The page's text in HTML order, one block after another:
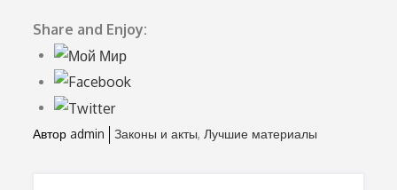
Share and Enjoy:
Авторadmin Законы и акты Лучшие материалы